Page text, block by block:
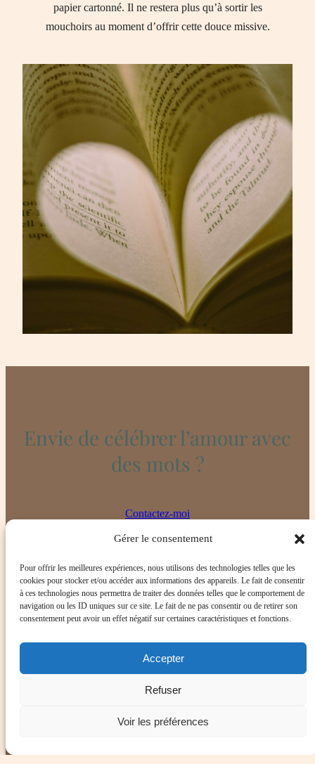
Gérer le consentement
Pour offrir les meilleures expériences, nous utilisons des technologies telles que les
cookies pour stocker et/ou accéder aux informations des appareils. Le fait de consentir
à ces technologies nous permettra de traiter des données telles que le comportement de
navigation ou les ID uniques sur ce site. Le fait de ne pas consentir ou de retirer son
consentement peut avoir un effet négatif sur certaines caractéristiques et fonctions.
Accepter
Refuser
Voir les préférences
papier cartonné. Il ne restera plus qu’à sortir les
mouchoirs au moment d’offrir cette douce missive.
Envie de célébrer l’amour avec
des mots ?
Contactez-moi
Facebook
Instagram
–CGU–Politique de confidentialité
Copyright 2025 – Justine Vaux Biographe